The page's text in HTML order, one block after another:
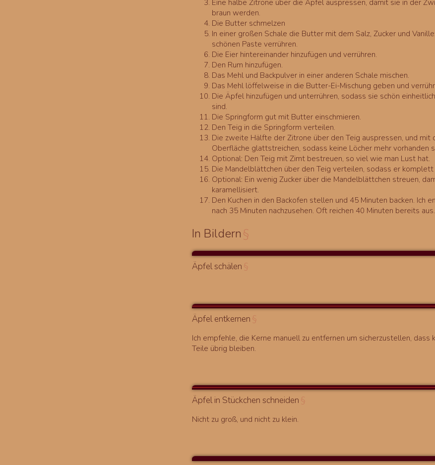
Eine halbe Zitrone über die Äpfel auspressen, damit sie in der
braun werden.
Die Butter schmelzen
In einer großen Schale die Butter mit dem Salz, Zucker und
schönen Paste verrühren.
Die Eier hintereinander hinzufügen und verrühren.
Den Rum hinzufügen.
Das Mehl und Backpulver in einer anderen Schale mischen.
Das Mehl löffelweise in die Butter-Ei-Mischung geben und
Die Äpfel hinzufügen und unterrühren, sodass sie schön
sind.
Die Springform gut mit Butter einschmieren.
Den Teig in die Springform verteilen.
Die zweite Hälfte der Zitrone über den Teig auspressen, und mit
Oberfläche glattstreichen, sodass keine Löcher mehr vorhanden
Optional: Den Teig mit Zimt bestreuen, so viel wie man Lust hat.
Die Mandelblättchen über den Teig verteilen, sodass er
Optional: Ein wenig Zucker über die Mandelblättchen streuen,
karamellisiert.
Den Kuchen in den Backofen stellen und 45 Minuten backen. Ich
nach 35 Minuten nachzusehen. Oft reichen 40 Minuten bereits aus.
In Bildern§
Äpfel schälen §
Äpfel entkernen §
Ich empfehle, die Kerne manuell zu entfernen um sicherzustellen, dass
Teile übrig bleiben.
Äpfel in Stückchen schneiden §
Nicht zu groß, und nicht zu klein.